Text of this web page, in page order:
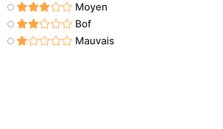
Moyen
Bof
Mauvais